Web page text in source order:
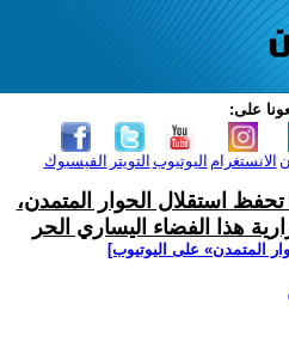
على:
الفيسبوك التويتر اليوتيوب الانستغرام
تحفظ استقلال الحوار المتمدن،
هذا الفضاء اليساري الحر
المتمدن» على اليوتيوب]